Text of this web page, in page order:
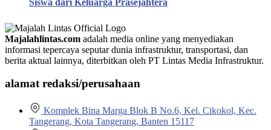
Majalahlintas.com adalah media online yang menyediakan
informasi tepercaya seputar dunia infrastruktur, transportasi, dan
berita aktual lainnya, diterbitkan oleh PT Lintas Media Infrastruktur.
alamat redaksi/perusahaan
Komplek Bina Marga Blok B No.6, Kel. Cikokol, Kec.
Tangerang, Kota Tangerang, Banten 15117